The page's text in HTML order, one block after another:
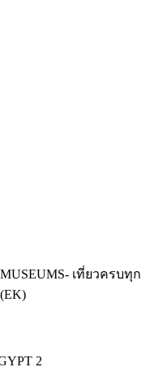
เที่ยวครบทุก